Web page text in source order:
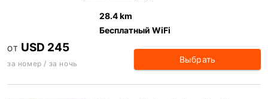
28.4 km
Бесплатный WiFi
ОТ USD 245
за номер / за ночь Выбрать